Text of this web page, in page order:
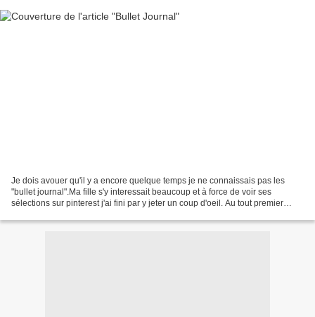
Je dois avouer qu'il y a encore quelque temps je ne connaissais pas les
"bullet journal".Ma fille s'y interessait beaucoup et à force de voir ses
sélections sur pinterest j'ai fini par y jeter un coup d'oeil. Au tout premier